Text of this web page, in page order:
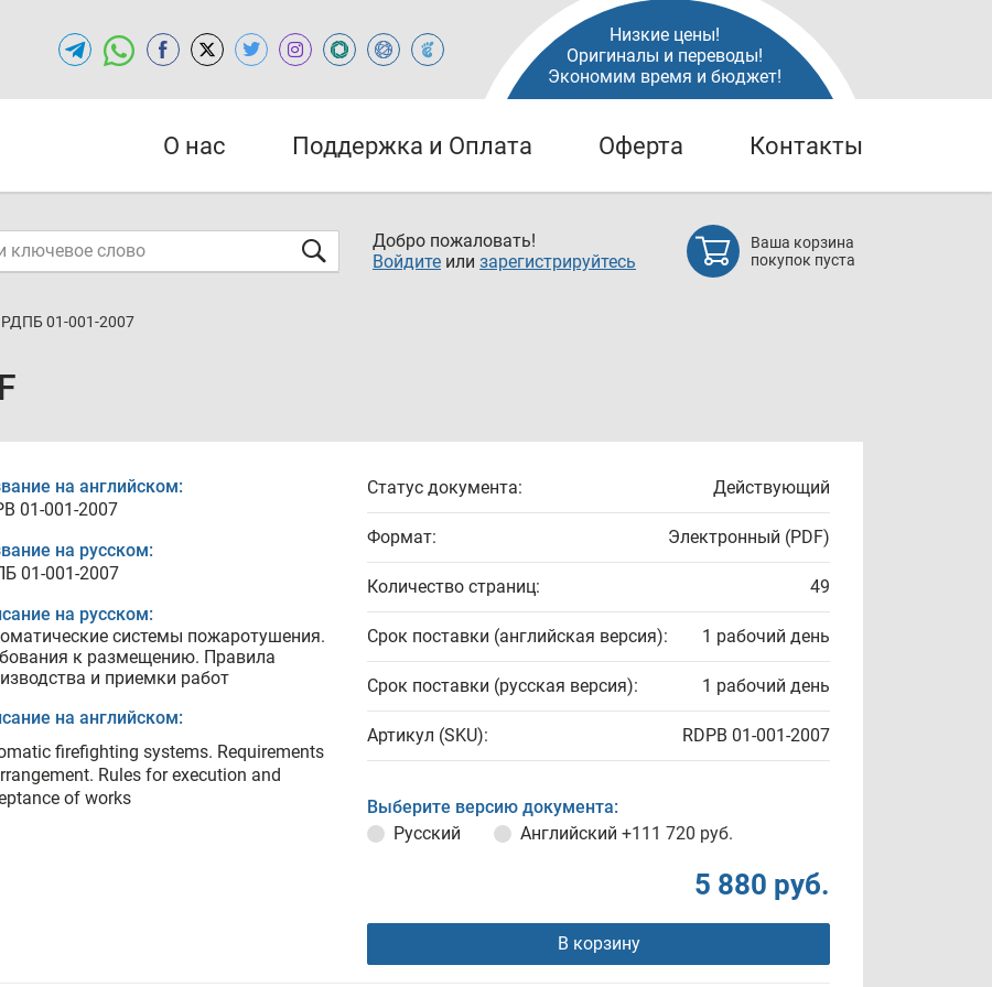
Низкие цены!
Оригиналы и переводы!
Экономим время и бюджет!
О нас Поддержка и Оплата Оферта Контакты
Добро пожаловать!
Войдите или зарегистрируйтесь
Ваша корзина
покупок пуста
РДПБ 01-001-2007
на английском:
01-001-2007
на русском:
01-001-2007
на русском:
системы пожаротушения.
к размещению. Правила
и приемки работ
на английском:
firefighting systems. Requirements
Rules for execution and
of works
Статус документа: Действующий
Формат: Электронный (PDF)
Количество страниц: 49
Срок поставки (английская версия): 1 рабочий день
Срок поставки (русская версия): 1 рабочий день
Артикул (SKU): RDPB 01-001-2007
Выберите версию документа:
Русский
Английский +111 720 руб.
5 880 руб.
В корзину